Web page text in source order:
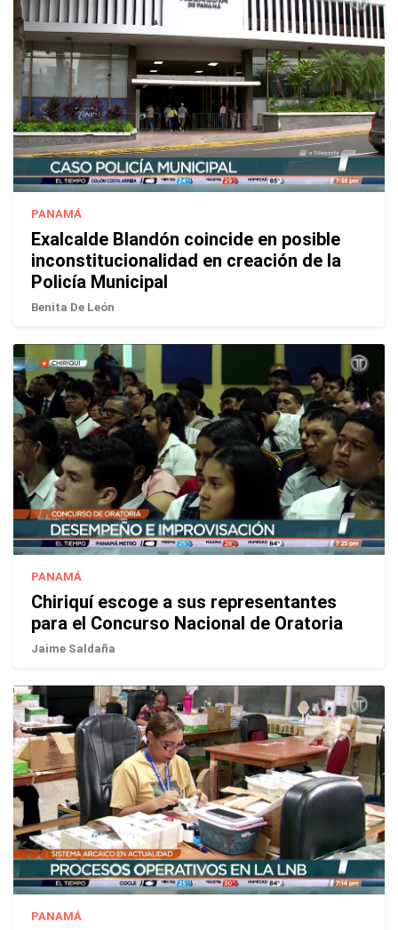
PANAMÁ
Exalcalde Blandón coincide en posible
inconstitucionalidad en creación de la
Policía Municipal
Benita De León
PANAMÁ
Chiriquí escoge a sus representantes
para el Concurso Nacional de Oratoria
Jaime Saldaña
PANAMÁ